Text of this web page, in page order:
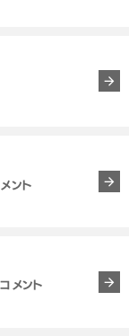
ント
メント